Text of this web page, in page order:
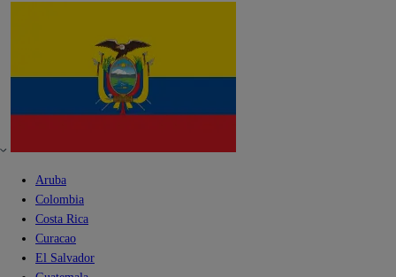
Aruba
Colombia
Costa Rica
Curacao
El Salvador